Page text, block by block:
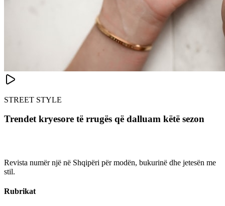
STREET STYLE
Trendet kryesore të rrugës që dalluam këtë sezon
Revista numër një në Shqipëri për modën, bukurinë dhe jetesën me
stil.
Rubrikat